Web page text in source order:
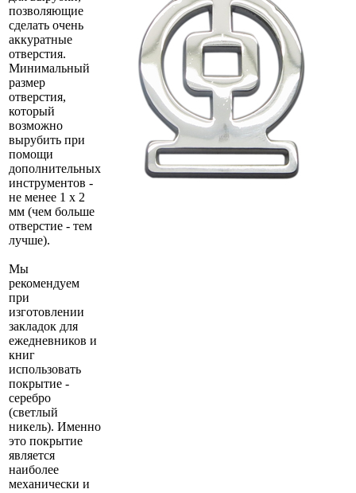
позволяющие
сделать очень
аккуратные
отверстия.
Минимальный
размер
отверстия,
который
возможно
вырубить при
помощи
дополнительных
инструментов -
не менее 1 х 2
мм (чем больше
отверстие - тем
лучше).
Мы
рекомендуем
при
изготовлении
закладок для
ежедневников и
книг
использовать
покрытие -
серебро
(светлый
никель). Именно
это покрытие
является
наиболее
механически и